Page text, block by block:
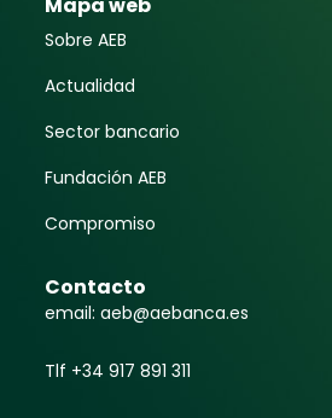
Mapa web
Sobre AEB
Actualidad
Sector bancario
Fundación AEB
Compromiso
Contacto
email: aeb@aebanca.es
Tlf +34 917 891 311